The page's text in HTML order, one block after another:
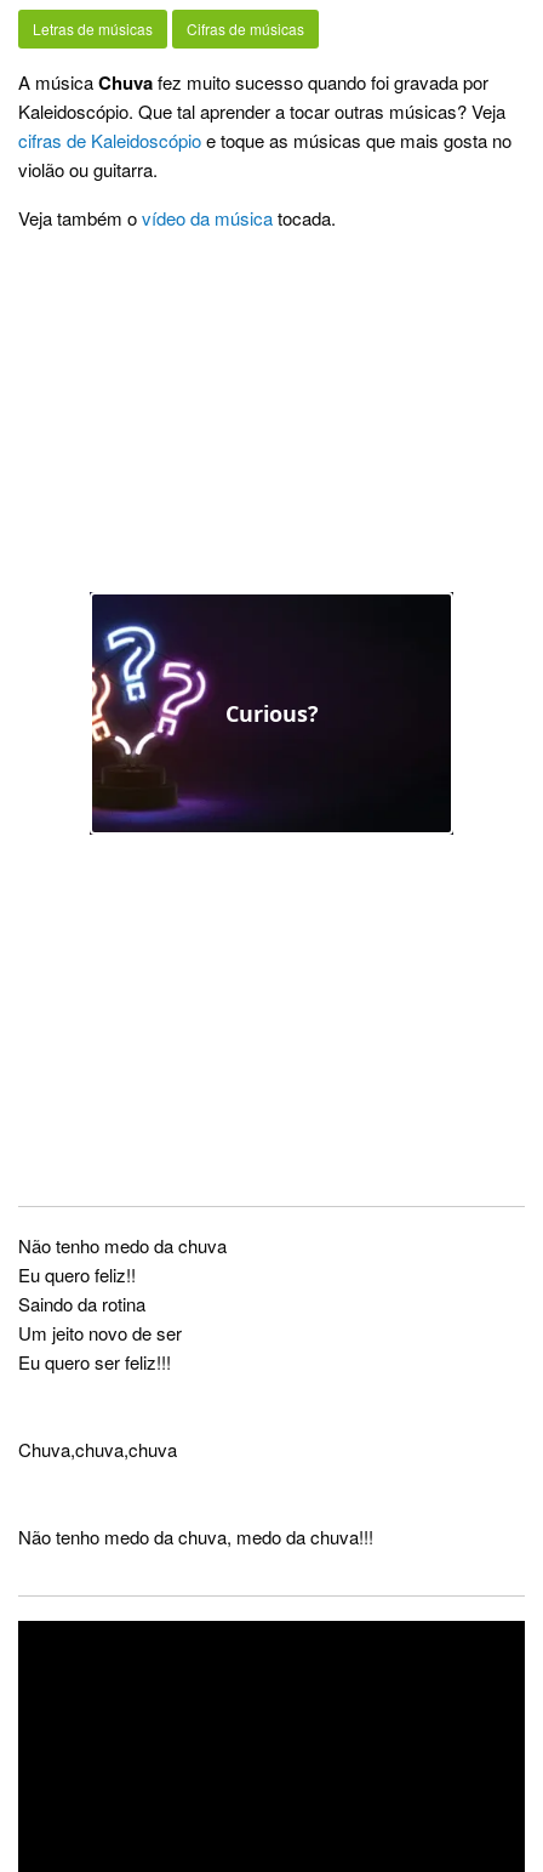
Letras de músicas Cifras de músicas
A músicaChuvafez muito sucesso quando foi gravada por
Kaleidoscópio. Que tal aprender a tocar outras músicas? Veja
cifras de Kaleidoscópioe toque as músicas que mais gosta no
violão ou guitarra.
Veja também ovídeo da músicatocada.
Não tenho medo da chuva
Eu quero feliz!!
Saindo da rotina
Um jeito novo de ser
Eu quero ser feliz!!!
Chuva,chuva,chuva
Não tenho medo da chuva, medo da chuva!!!